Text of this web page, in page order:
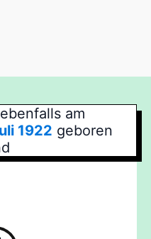
am
1922 geboren